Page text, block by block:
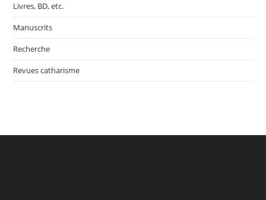
Livres, BD, etc.
Manuscrits
Recherche
Revues catharisme